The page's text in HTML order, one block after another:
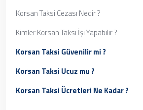
Korsan Taksi Cezası Nedir ?
Kimler Korsan Taksi İşi Yapabilir ?
Korsan Taksi Güvenilir mi ?
Korsan Taksi Ucuz mu ?
Korsan Taksi Ücretleri Ne Kadar ?